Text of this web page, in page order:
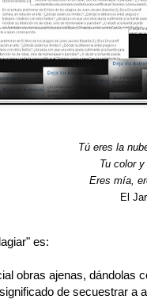
Tú eres la
Tu color
Eres mía,
El
es:
obras ajenas, dándolas
de secuestrar a